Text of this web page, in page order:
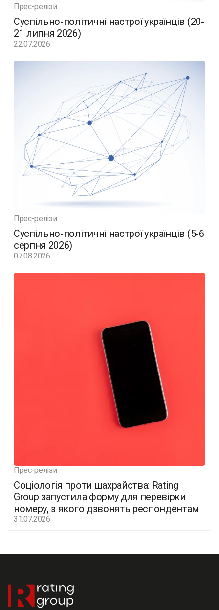
Прес-релізи
Суспільно-політичні настрої українців (20-
21 липня 2026)
22.07.2026
Прес-релізи
Суспільно-політичні настрої українців (5-6
серпня 2026)
07.08.2026
Прес-релізи
Соціологія проти шахрайства: Rating
Group запустила форму для перевірки
номеру, з якого дзвонять респондентам
31.07.2026